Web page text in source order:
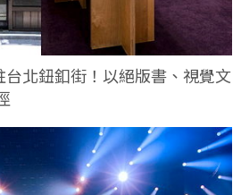
台北鈕釦街！以絕版書、視覺文